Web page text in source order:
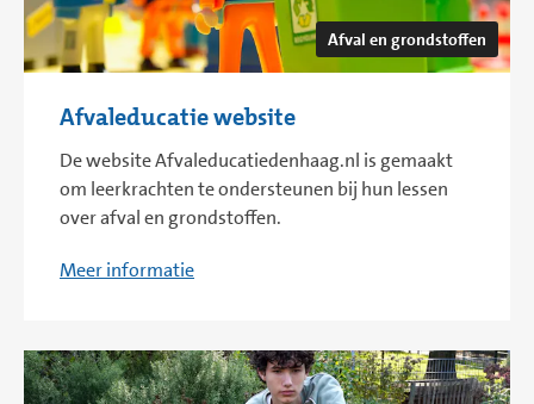
Afval en grondstoffen
Afvaleducatie website
De website Afvaleducatiedenhaag.nl is gemaakt
om leerkrachten te ondersteunen bij hun lessen
over afval en grondstoffen.
Meer informatie